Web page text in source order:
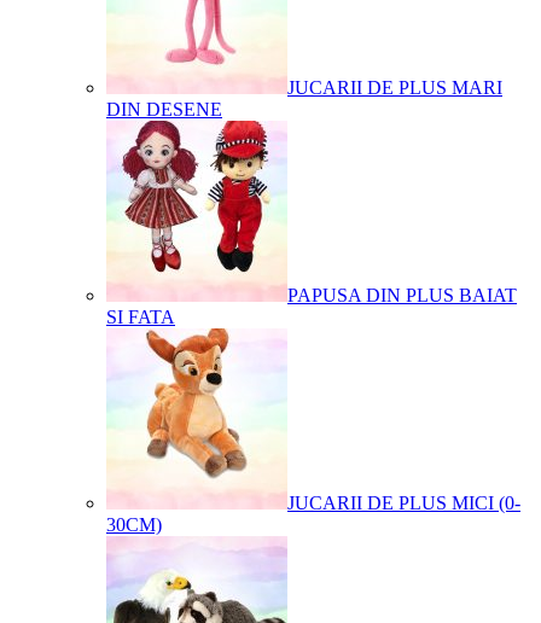
JUCARII DE PLUS MARI
DIN DESENE
PAPUSA DIN PLUS BAIAT
SI FATA
JUCARII DE PLUS MICI (0-
30CM)